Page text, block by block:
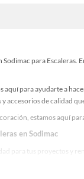
para
aquí para ayudarte a
accesorios de calidad
estamos aquí
en Sodimac
para tus proyectos y
Escaleras en